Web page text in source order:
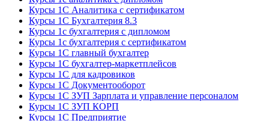
Курсы 1С Аналитика с сертификатом
Курсы 1С Бухгалтерия 8.3
Курсы 1с бухгалтерия с дипломом
Курсы 1с бухгалтерия с сертификатом
Курсы 1С главный бухгалтер
Курсы 1С бухгалтер-маркетплейсов
Курсы 1С для кадровиков
Курсы 1С Документооборот
Курсы 1С ЗУП Зарплата и управление персоналом
Курсы 1С ЗУП КОРП
Курсы 1С Предприятие